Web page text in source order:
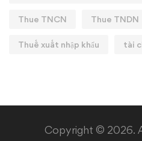
Thue TNCN Thue TNDN
Thuế xuất nhập khẩu tài
Copyright © 2026.